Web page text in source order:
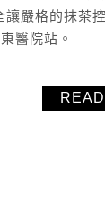
嚴格的抹茶
醫院站。